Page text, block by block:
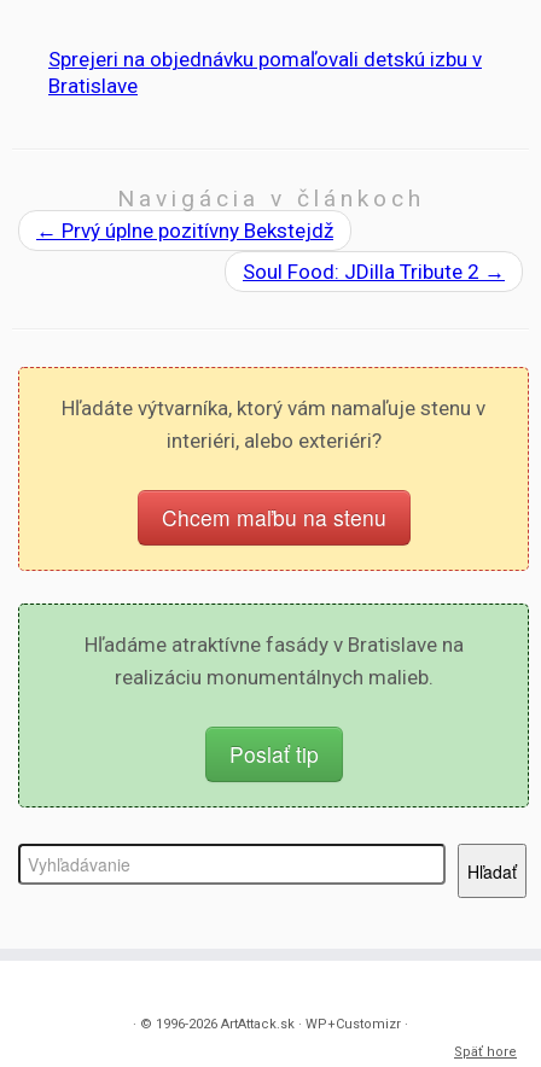
Sprejeri na objednávku pomaľovali detskú izbu v
Bratislave
Navigácia v článkoch
← Prvý úplne pozitívny Bekstejdž
Soul Food: JDilla Tribute 2 →
Hľadáte výtvarníka, ktorý vám namaľuje stenu v
interiéri, alebo exteriéri?
Chcem maľbu na stenu
Hľadáme atraktívne fasády v Bratislave na
realizáciu monumentálnych malieb.
Poslať tip
Hľadať
Hľadať
· © 1996-2026 ArtAttack.sk · WP+Customizr ·
Späť hore